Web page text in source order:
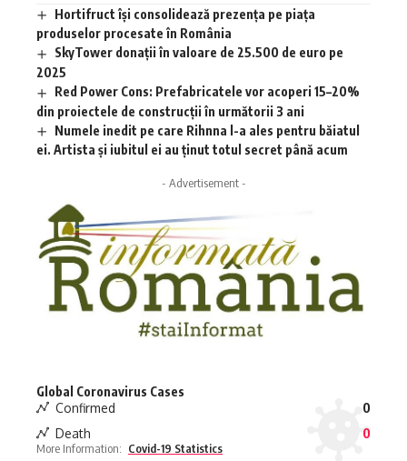
Hortifruct își consolidează prezența pe piața
produselor procesate în România
SkyTower donații în valoare de 25.500 de euro pe
2025
Red Power Cons: Prefabricatele vor acoperi 15–20%
din proiectele de construcții în următorii 3 ani
Numele inedit pe care Rihnna l-a ales pentru băiatul
ei. Artista și iubitul ei au ținut totul secret până acum
- Advertisement -
Global Coronavirus Cases
Confirmed
0
Death
0
More Information: Covid-19 Statistics